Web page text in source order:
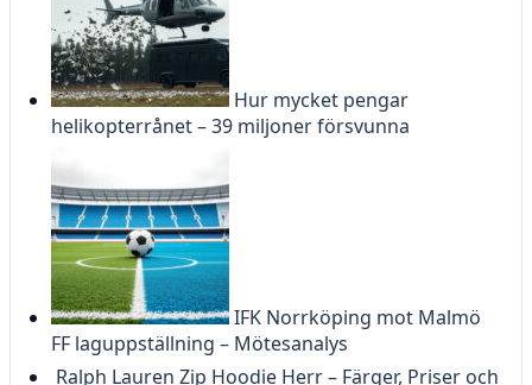
Hur mycket pengar
helikopterrånet – 39 miljoner försvunna
IFK Norrköping mot Malmö
FF laguppställning – Mötesanalys
Ralph Lauren Zip Hoodie Herr – Färger, Priser och